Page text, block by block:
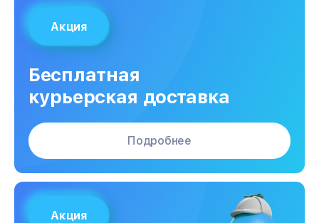
Акция
Бесплатная
курьерская доставка
Подробнее
Акция